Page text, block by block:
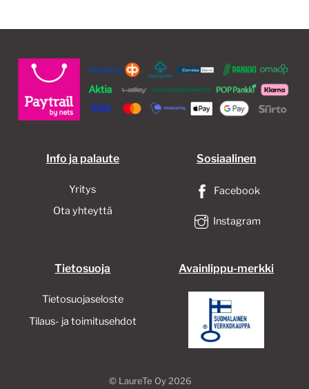
muunnelma.
tehdä
valinnat
tuotteen
Info ja palaute
Yritys
Ota yhteyttä
Sosiaalinen
Facebook
Instagram
Tietosuoja
Tietosuojaseloste
Tilaus- ja toimitusehdot
Avainlippu-merkki
© LaureTe Oy2026